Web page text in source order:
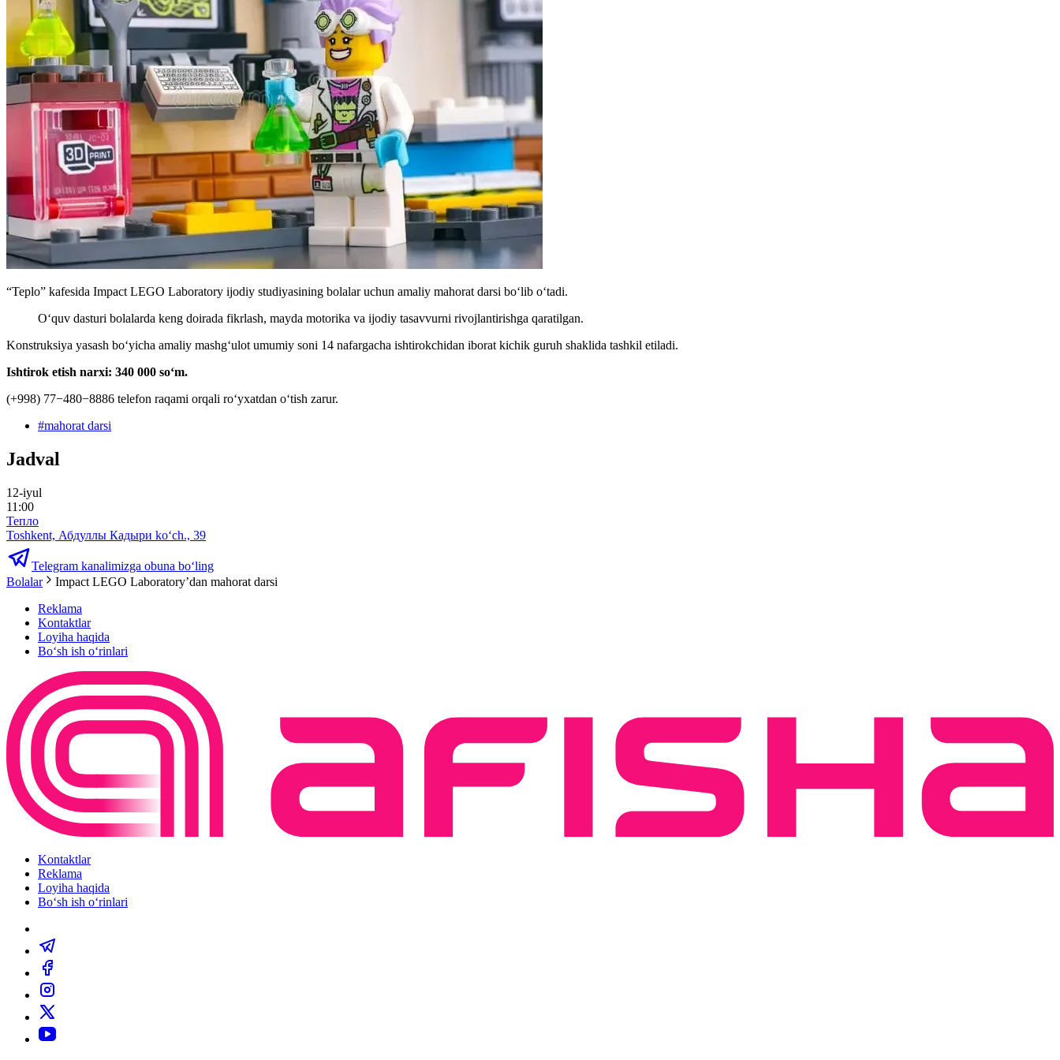
“Teplo” kafesida Impact LEGO Laboratory ijodiy studiyasining bolalar uchun amaliy mahorat darsi bo‘lib o‘tadi.
O‘quv dasturi bolalarda keng doirada fikrlash, mayda motorika va ijodiy tasavvurni rivojlantirishga qaratilgan.
Konstruksiya yasash bo‘yicha amaliy mashg‘ulot umumiy soni 14 nafargacha ishtirokchidan iborat kichik guruh shaklida tashkil etiladi.
Ishtirok etish narxi: 340 000 so‘m.
(+998) 77−480−8886 telefon raqami orqali ro‘yxatdan o‘tish zarur.
#mahorat darsi
Jadval
12-iyul
11:00
Тепло
Toshkent, Абдуллы Кадыри ko‘ch., 39
Telegram kanalimizga obuna bo‘ling
Bolalar
Impact LEGO Laboratory’dan mahorat darsi
Reklama
Kontaktlar
Loyiha haqida
Bo‘sh ish o‘rinlari
Kontaktlar
Reklama
Loyiha haqida
Bo‘sh ish o‘rinlari